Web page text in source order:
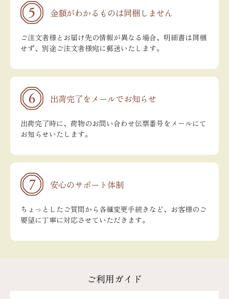
金額がわかるものは同梱しません
ご注文者様とお届け先の情報が異なる場合、明細書は同梱
せず、別途ご注文者様宛に郵送いたします。
出荷完了をメールでお知らせ
出荷完了時に、荷物のお問い合わせ伝票番号をメールにて
お知らせいたします。
安心のサポート体制
ちょっとしたご質問から各種変更手続きなど、お客様のご
要望に丁寧に対応させていただきます。
ご利用ガイド